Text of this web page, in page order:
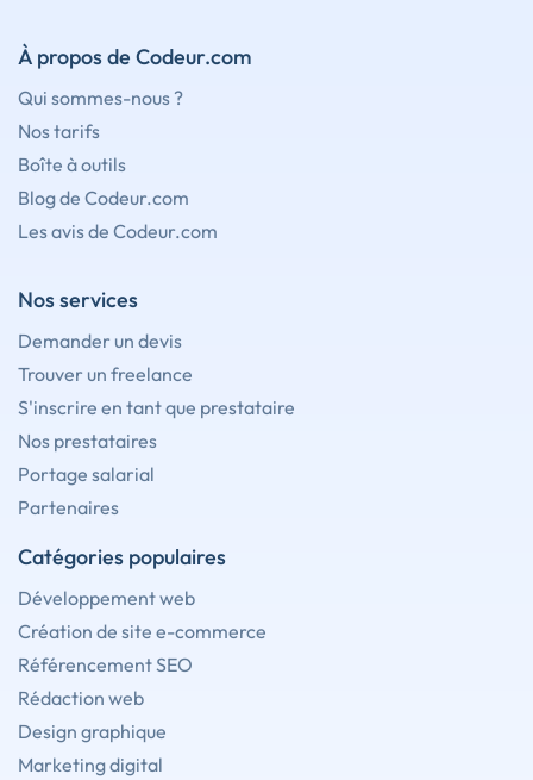
À propos de Codeur.com
Qui sommes-nous ?
Nos tarifs
Boîte à outils
Blog de Codeur.com
Les avis de Codeur.com
Nos services
Demander un devis
Trouver un freelance
S'inscrire en tant que prestataire
Nos prestataires
Portage salarial
Partenaires
Catégories populaires
Développement web
Création de site e-commerce
Référencement SEO
Rédaction web
Design graphique
Marketing digital